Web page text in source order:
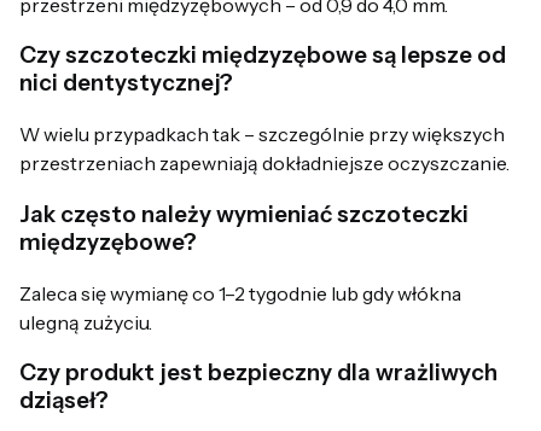
Czy szczoteczki międzyzębowe są lepsze od
nici dentystycznej?
W wielu przypadkach tak – szczególnie przy większych
przestrzeniach zapewniają dokładniejsze oczyszczanie.
Jak często należy wymieniać szczoteczki
międzyzębowe?
Zaleca się wymianę co 1–2 tygodnie lub gdy włókna
ulegną zużyciu.
Czy produkt jest bezpieczny dla wrażliwych
dziąseł?